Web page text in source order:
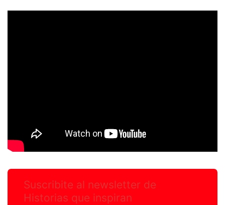
Suscribite al newsletter de
Historias que inspiran